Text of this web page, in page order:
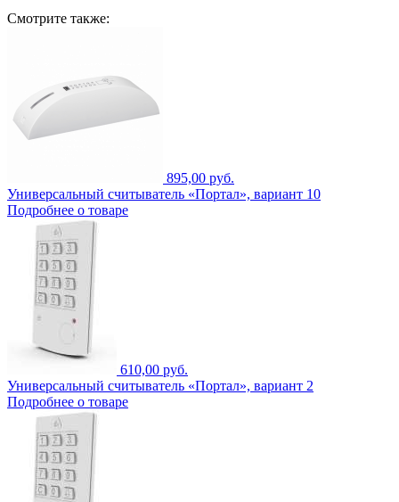
Смотрите также:
895,00 руб.
Универсальный считыватель «Портал», вариант 10
Подробнее о товаре
610,00 руб.
Универсальный считыватель «Портал», вариант 2
Подробнее о товаре